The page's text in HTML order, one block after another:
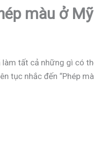
màu ở
tất cả những gì có
tục nhắc đến “Phép